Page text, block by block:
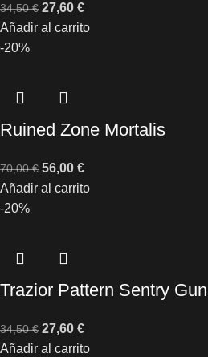
34,50€ 27,60 €
Añadir al carrito
-20%
Ruined Zone Mortalis
70,00€ 56,00 €
Añadir al carrito
-20%
Trazior Pattern Sentry
34,50€ 27,60 €
Añadir al carrito